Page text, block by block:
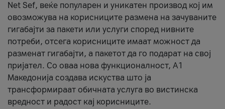
Net Sef, веќе популарен и уникатен производ кој им
овозможува на корисниците размена на зачуваните
гигабајти за пакети или услуги според нивните
потреби, отсега корисниците имаат можност да
разменат гигабајти, а пакетот да го подарат на свој
пријател. Со оваа нова функционалност, А1
Македонија создава искуства што ја
трансформираат обичната услуга во вистинска
вредност и радост кај корисниците.